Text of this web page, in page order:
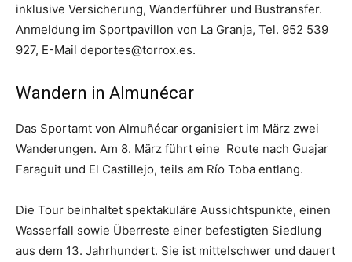
inklusive Versicherung, Wanderführer und Bustransfer.
Anmeldung im Sportpavillon von La Granja, Tel. 952 539
927, E-Mail deportes@torrox.es.
Wandern in Almunécar
Das Sportamt von Almuñécar organisiert im März zwei
Wanderungen. Am 8. März führt eine Route nach Guajar
Faraguit und El Castillejo, teils am Río Toba entlang.
Die Tour beinhaltet spektakuläre Aussichtspunkte, einen
Wasserfall sowie Überreste einer befestigten Siedlung
aus dem 13. Jahrhundert. Sie ist mittelschwer und dauert